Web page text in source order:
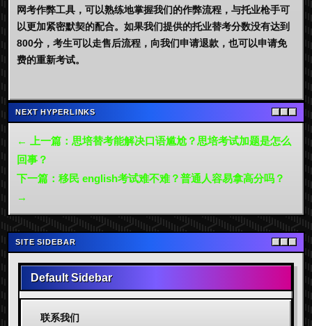
网考作弊工具，可以熟练地掌握我们的作弊流程，与托业枪手可
以更加紧密默契的配合。如果我们提供的托业替考分数没有达到
800分，考生可以走售后流程，向我们申请退款，也可以申请免
费的重新考试。
NEXT HYPERLINKS
← 上一篇：思培替考能解决口语尴尬？思培考试加题是怎么
回事？
下一篇：移民 english考试难不难？普通人容易拿高分吗？
→
SITE SIDEBAR
Default Sidebar
联系我们